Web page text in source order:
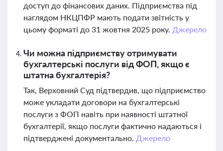
доступ до фінансових даних. Підприємства під
наглядом НКЦПФР мають подати звітність у
цьому форматі до 31 жовтня 2025 року. Джерело
Чи можна підприємству отримувати
бухгалтерські послуги від ФОП, якщо є
штатна бухгалтерія?
Так, Верховний Суд підтвердив, що підприємство
може укладати договори на бухгалтерські
послуги з ФОП навіть при наявності штатної
бухгалтерії, якщо послуги фактично надаються і
підтверджені документально. Джерело